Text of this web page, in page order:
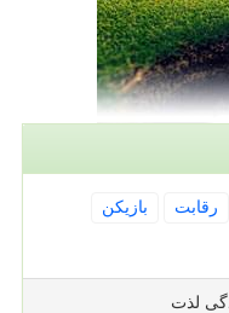
رقابت
بازیكن
لذت